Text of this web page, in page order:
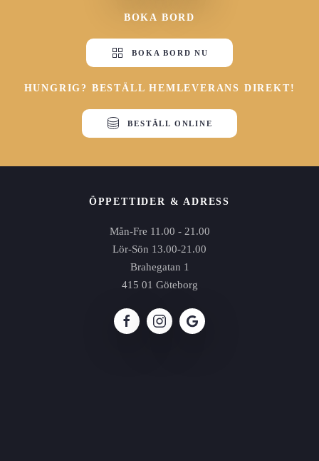
BOKA BORD
BOKA BORD NU
HUNGRIG? BESTÄLL HEMLEVERANS DIREKT!
BESTÄLL ONLINE
ÖPPETTIDER & ADRESS
Mån-Fre 11.00 - 21.00
Lör-Sön 13.00-21.00
Brahegatan 1
415 01 Göteborg